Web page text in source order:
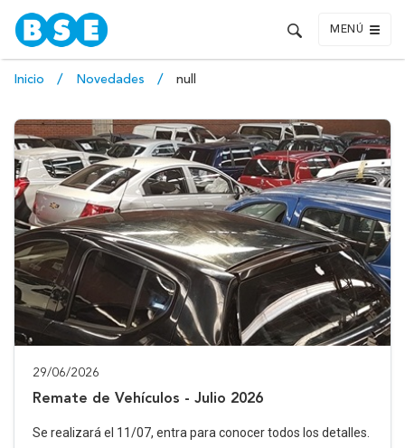
MENÚ
Inicio Novedades null
29/06/2026
Remate de Vehículos - Julio 2026
Se realizará el 11/07, entra para conocer todos los detalles.